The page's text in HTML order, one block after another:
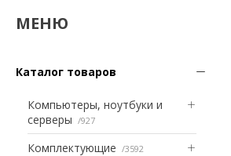
Каталог товаров
Компьютеры, ноутбуки и
серверы
927
Комплектующие 3592